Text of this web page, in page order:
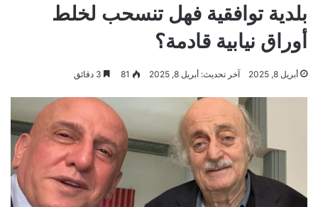
بلدية توافقية فهل تنسحب لخلط
أوراق نيابية قادمة؟
أبريل 8, 2025 آخر تحديث: أبريل 8, 2025 81